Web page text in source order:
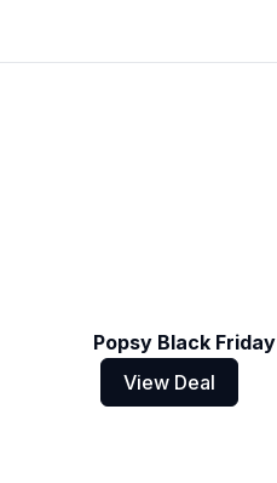
Popsy Black Friday
View Deal